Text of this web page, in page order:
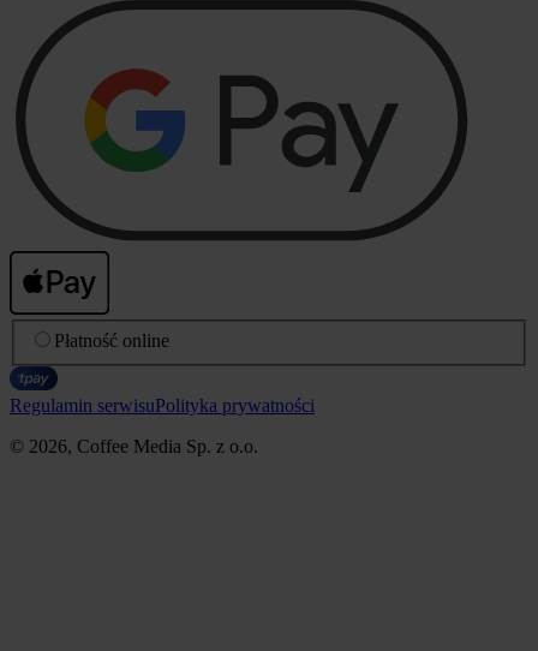
Płatność online
Regulamin serwisuPolityka prywatności
© 2026, Coffee Media Sp. z o.o.